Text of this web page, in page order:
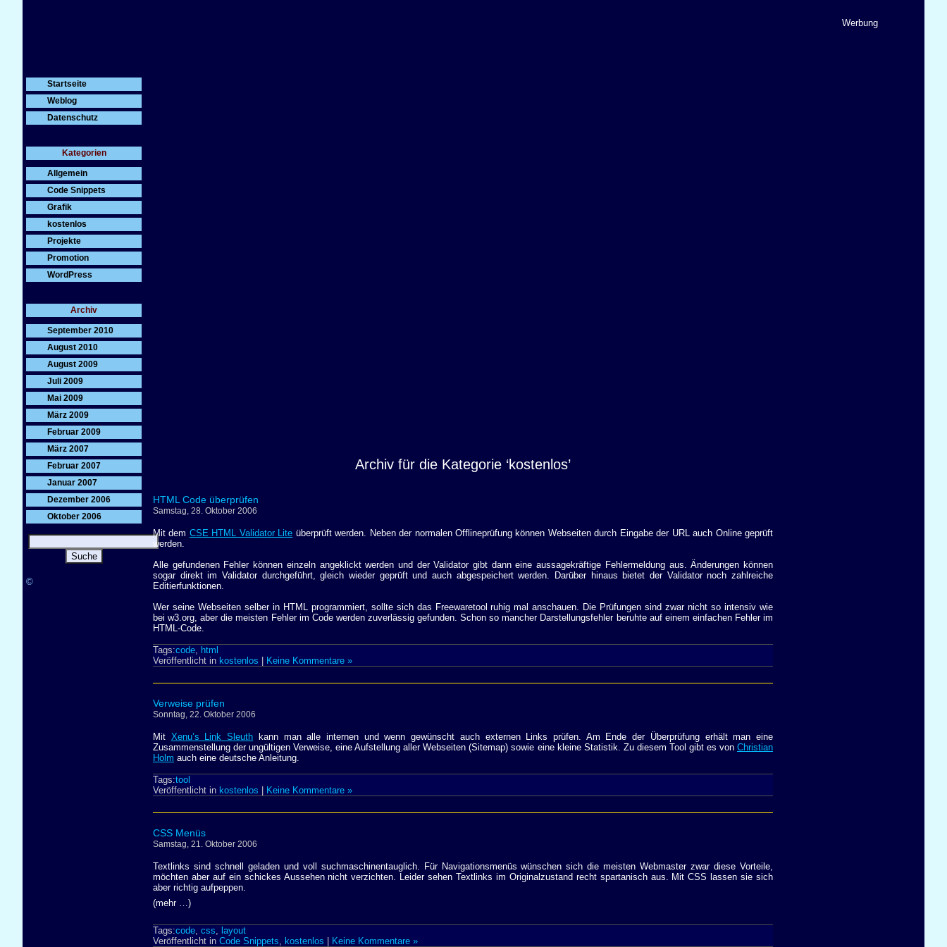
Werbung
Startseite
Weblog
Datenschutz
Kategorien
Allgemein
Code Snippets
Grafik
kostenlos
Projekte
Promotion
WordPress
Archiv
September 2010
August 2010
August 2009
Juli 2009
Mai 2009
März 2009
Februar 2009
März 2007
Februar 2007
Januar 2007
Dezember 2006
Oktober 2006
©
Archiv für die Kategorie ‘kostenlos’
HTML Code überprüfen
Samstag, 28. Oktober 2006
Mit dem CSE HTML Validator Lite überprüft werden. Neben der normalen Offlineprüfung können Webseiten durch Eingabe der URL auch Online geprüft
werden.
Alle gefundenen Fehler können einzeln angeklickt werden und der Validator gibt dann eine aussagekräftige Fehlermeldung aus. Änderungen können
sogar direkt im Validator durchgeführt, gleich wieder geprüft und auch abgespeichert werden. Darüber hinaus bietet der Validator noch zahlreiche
Editierfunktionen.
Wer seine Webseiten selber in HTML programmiert, sollte sich das Freewaretool ruhig mal anschauen. Die Prüfungen sind zwar nicht so intensiv wie
bei w3.org, aber die meisten Fehler im Code werden zuverlässig gefunden. Schon so mancher Darstellungsfehler beruhte auf einem einfachen Fehler im
HTML-Code.
Tags:code, html
Veröffentlicht in kostenlos Keine Kommentare »
Verweise prüfen
Sonntag, 22. Oktober 2006
Mit Xenu’s Link Sleuth kann man alle internen und wenn gewünscht auch externen Links prüfen. Am Ende der Überprüfung erhält man eine
Zusammenstellung der ungültigen Verweise, eine Aufstellung aller Webseiten (Sitemap) sowie eine kleine Statistik. Zu diesem Tool gibt es von Christian
Holm auch eine deutsche Anleitung.
Tags:tool
Veröffentlicht in kostenlos Keine Kommentare »
CSS Menüs
Samstag, 21. Oktober 2006
Textlinks sind schnell geladen und voll suchmaschinentauglich. Für Navigationsmenüs wünschen sich die meisten Webmaster zwar diese Vorteile,
möchten aber auf ein schickes Aussehen nicht verzichten. Leider sehen Textlinks im Originalzustand recht spartanisch aus. Mit CSS lassen sie sich
aber richtig aufpeppen.
(mehr …)
Tags:code css layout
Veröffentlicht in Code Snippets kostenlos | Keine Kommentare »